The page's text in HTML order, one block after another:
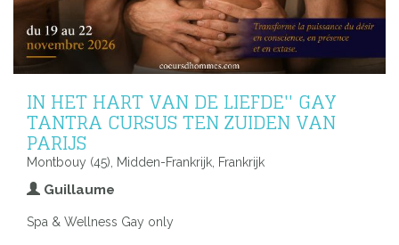
IN HET HART VAN DE LIEFDE'' GAY
TANTRA CURSUS TEN ZUIDEN VAN
PARIJS
Montbouy (45), Midden-Frankrijk, Frankrijk
Guillaume
Spa & Wellness Gay only